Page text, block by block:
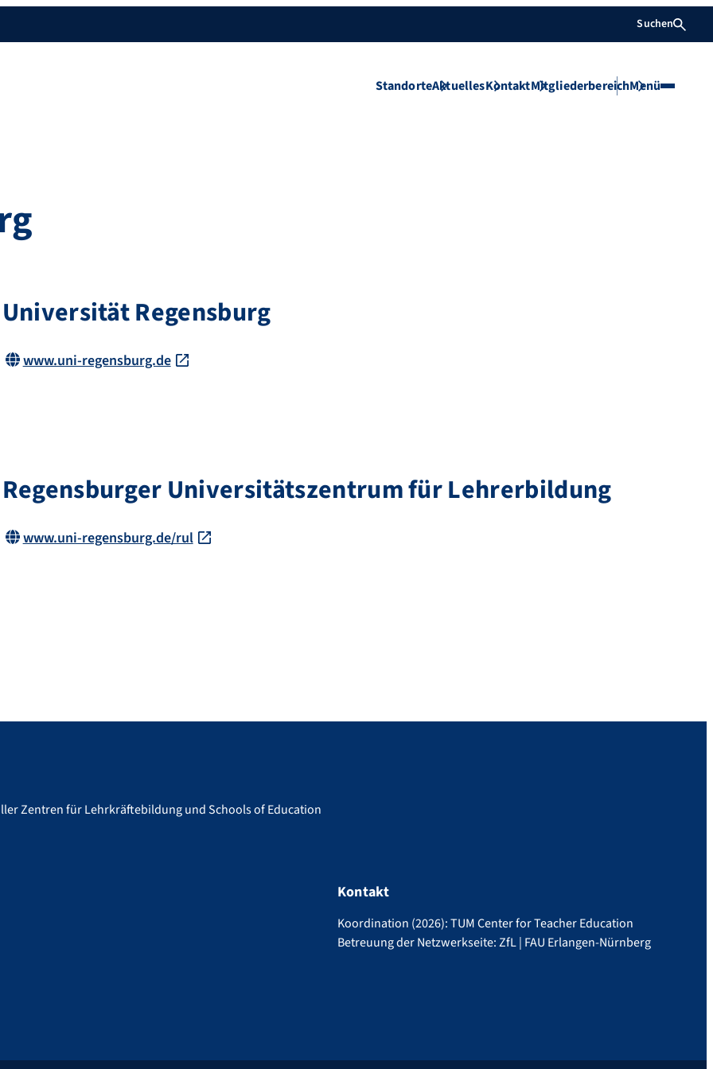
Suchen
StandorteAktuellesKontaktMitgliederbereichMenü
Universität Regensburg
www.uni-regensburg.de
Regensburger Universitätszentrum für Lehrerbildung
www.uni-regensburg.de/rul
Zentren für Lehrkräftebildung und Schools of Education
Kontakt
Koordination (2026): TUM Center for Teacher Education
Betreuung der Netzwerkseite: ZfL | FAU Erlangen-Nürnberg